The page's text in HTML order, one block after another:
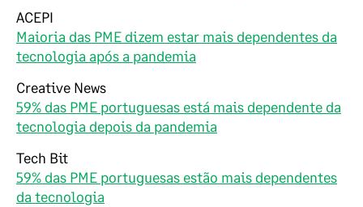
ACEPI
Maioria das PME dizem estar mais dependentes da
tecnologia após a pandemia
Creative News
59% das PME portuguesas está mais dependente da
tecnologia depois da pandemia
Tech Bit
59% das PME portuguesas estão mais dependentes
da tecnologia